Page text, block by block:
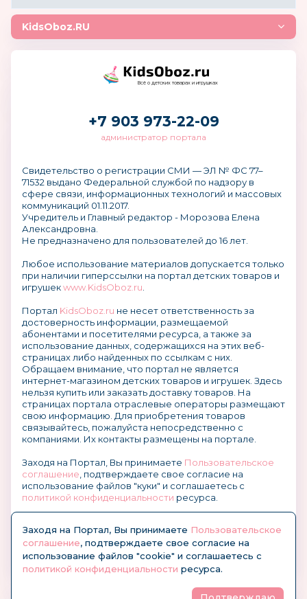
Предприятия оптовой торговли
Интернет-магазины
Специализированные сети магазинов
Начинающих предпринимателей
Магазины, предприятия розничной
Розничных покупателей
Отделы
KidsOboz.RU
Всё о детских товарах и игрушках
+7 903 973-22-09
администратор портала
Свидетельство о регистрации СМИ — ЭЛ № ФС 77–
71532 выдано Федеральной службой по надзору в
сфере связи, информационных технологий и массовых
коммуникаций 01.11.2017.
Учредитель и Главный редактор - Морозова Елена
Александровна.
Не предназначено для пользователей до 16 лет.
Любое использование материалов допускается только
при наличии гиперссылки на портал детских товаров и
игрушекwww.KidsOboz.ru
Портал KidsOboz.ru не несет ответственность за
достоверность информации, размещаемой
абонентами и посетителями ресурса, а также за
использование данных, содержащихся на этих веб-
страницах либо найденных по ссылкам с них.
Обращаем внимание, что портал не является
интернет-магазином детских товаров и игрушек. Здесь
нельзя купить или заказать доставку товаров. На
страницах портала отраслевые операторы размещают
свою информацию. Для приобретения товаров
связывайтесь, пожалуйста непосредственно с
компаниями. Их контакты размещены на портале.
Заходя на Портал, Вы принимаете Пользовательское
соглашение , подтверждаете свое согласие на
использование файлов "куки" и соглашаетесь с
политикой конфиденциальности ресурса.
Заходя на Портал, Вы принимаете Пользовательское
соглашение, подтверждаете свое согласие на
использование файлов "cookie" и соглашаетесь с
политикой конфиденциальности ресурса.